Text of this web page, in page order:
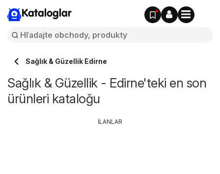
Kataloglar
Sağlık & Güzellik Edirne
Sağlık & Güzellik - Edirne'teki en son
ürünleri kataloğu
İLANLAR